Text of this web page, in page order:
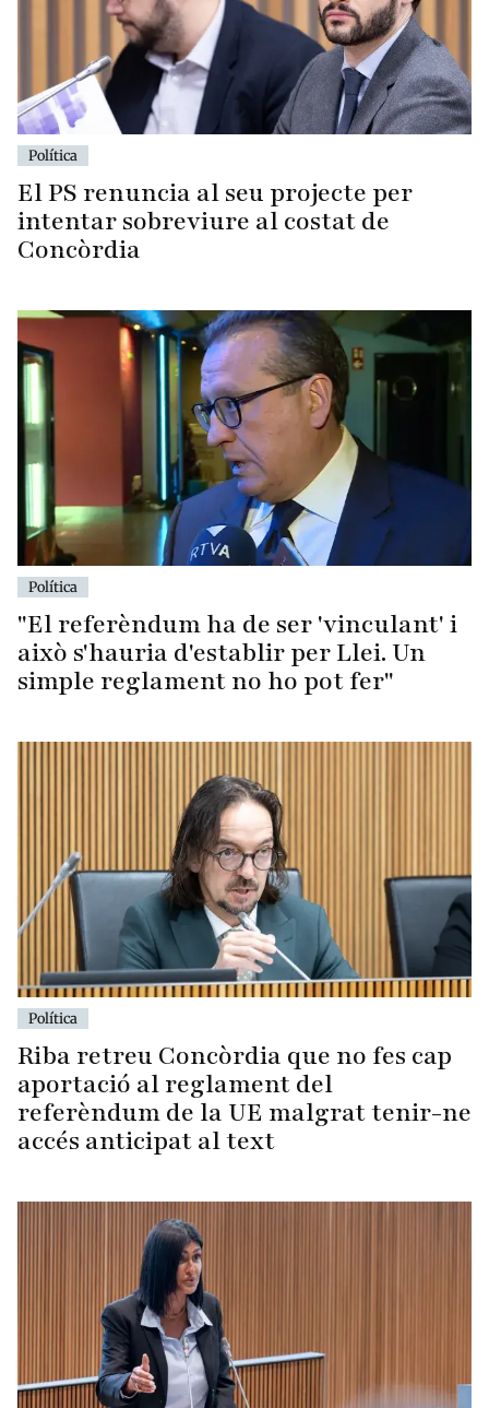
Política
El PS renuncia al seu projecte per
intentar sobreviure al costat de
Concòrdia
Política
"El referèndum ha de ser 'vinculant' i
això s'hauria d'establir per Llei. Un
simple reglament no ho pot fer"
Política
Riba retreu Concòrdia que no fes cap
aportació al reglament del
referèndum de la UE malgrat tenir-ne
accés anticipat al text